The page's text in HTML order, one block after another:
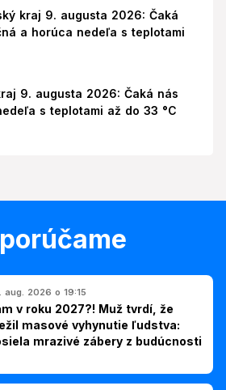
kraj 9. augusta 2026: Čaká
a horúca nedeľa s teplotami
9. augusta 2026: Čaká nás
s teplotami až do 33 °C
aug. 2026 o 19:15
v roku 2027?! Muž tvrdí, že
masové vyhynutie ľudstva:
mrazivé zábery z budúcnosti